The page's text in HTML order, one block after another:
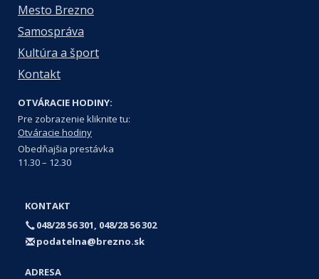
Mesto Brezno
Samospráva
Kultúra a šport
Kontakt
OTVÁRACIE HODINY:
Pre zobrazenie kliknite tu:
Otváracie hodiny
Obedňajšia prestávka
11.30 – 12.30
KONTAKT
048/28 56 301, 048/28 56 302
podatelna@brezno.sk
ADRESA